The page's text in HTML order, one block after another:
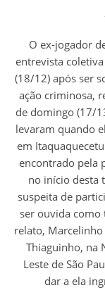
O ex-jogador de futebol Marcelinho Carioca deu uma
entrevista
(18/12) após ser
ação criminosa,
de domingo (17/
levaram quando
em
encontrado pela
no início desta
suspeita de
ser ouvida como
relato,
Thiaguinho, na
Leste de São
dar a ela